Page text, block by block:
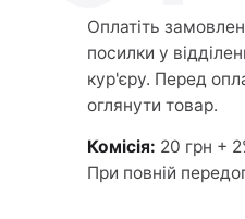
Оплатіть
посилки у
кур'єру. Перед
оглянути товар.
Комісія: 20 грн +
При повній